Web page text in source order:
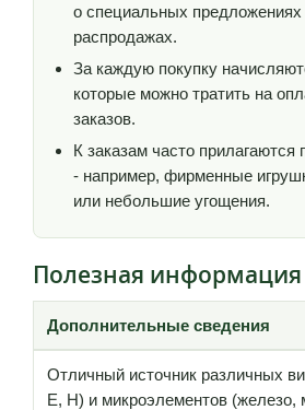
о специальных
распродажах.
За каждую покупку
которые можно тратить на
заказов.
К заказам часто
- например, фирменные
или небольшие угощения.
Полезная информация
Дополнительные сведения
Отличный источник различных
Е, Н) и микроэлементов